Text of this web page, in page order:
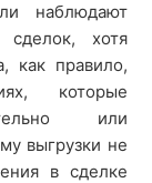
наблюдают
сделок, хотя
как правило,
которые
или
выгрузки не
в сделке